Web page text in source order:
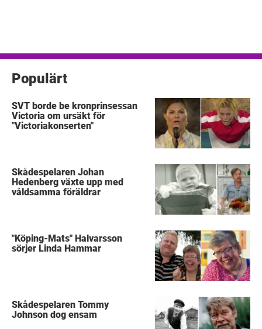
Populärt
SVT borde be kronprinsessan
Victoria om ursäkt för
"Victoriakonserten"
Skådespelaren Johan
Hedenberg växte upp med
våldsamma föräldrar
"Köping-Mats" Halvarsson
sörjer Linda Hammar
Skådespelaren Tommy
Johnson dog ensam